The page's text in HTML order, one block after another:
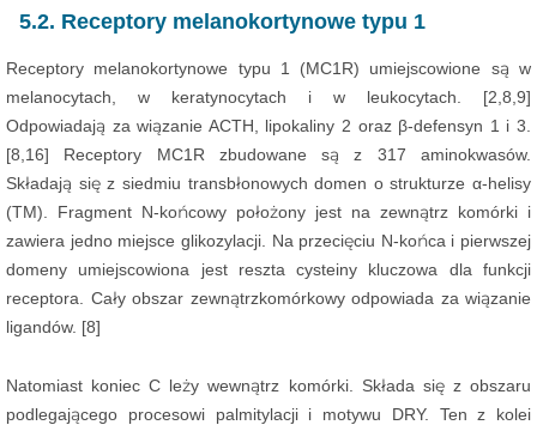
5.2. Receptory melanokortynowe typu 1
Receptory melanokortynowe typu 1 (MC1R) umiejscowione są w
melanocytach, w keratynocytach i w leukocytach. [2,8,9]
Odpowiadają za wiązanie ACTH, lipokaliny 2 oraz β-defensyn 1 i 3.
[8,16] Receptory MC1R zbudowane są z 317 aminokwasów.
Składają się z siedmiu transbłonowych domen o strukturze α-helisy
(TM). Fragment N-końcowy położony jest na zewnątrz komórki i
zawiera jedno miejsce glikozylacji. Na przecięciu N-końca i pierwszej
domeny umiejscowiona jest reszta cysteiny kluczowa dla funkcji
receptora. Cały obszar zewnątrzkomórkowy odpowiada za wiązanie
ligandów. [8]
Natomiast koniec C leży wewnątrz komórki. Składa się z obszaru
podlegającego procesowi palmitylacji i motywu DRY. Ten z kolei